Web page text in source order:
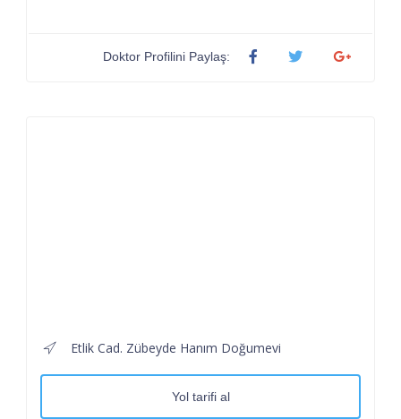
Doktor Profilini Paylaş:
Etlik Cad. Zübeyde Hanım Doğumevi
Yol tarifi al